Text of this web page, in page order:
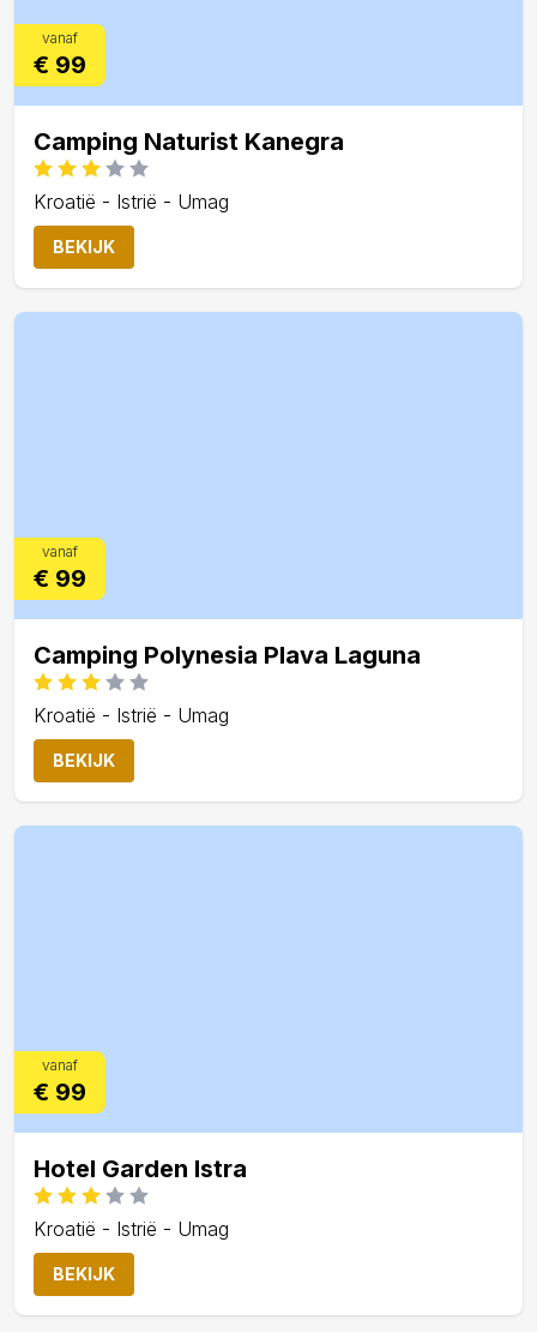
vanaf
€ 99
Camping Naturist Kanegra
Kroatië - Istrië - Umag
BEKIJK
vanaf
€ 99
Camping Polynesia Plava Laguna
Kroatië - Istrië - Umag
BEKIJK
vanaf
€ 99
Hotel Garden Istra
Kroatië - Istrië - Umag
BEKIJK